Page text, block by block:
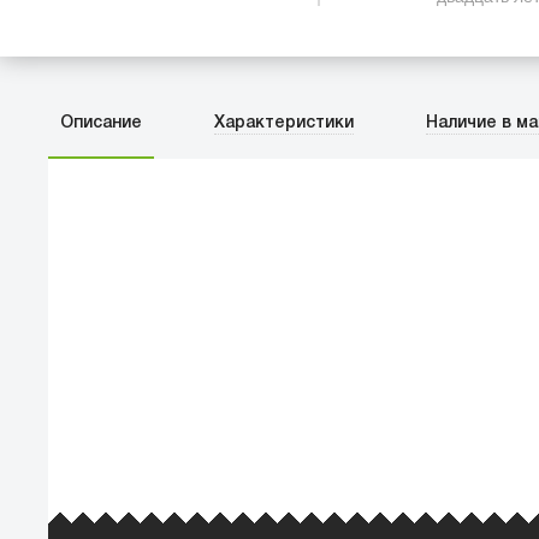
Описание Характеристики Наличие в